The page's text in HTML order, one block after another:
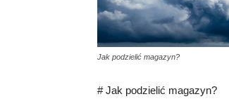
Jak podzielić magazyn?
# Jak podzielić magazyn?